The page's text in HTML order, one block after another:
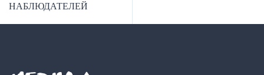
НАБЛЮДАТЕЛЕЙ